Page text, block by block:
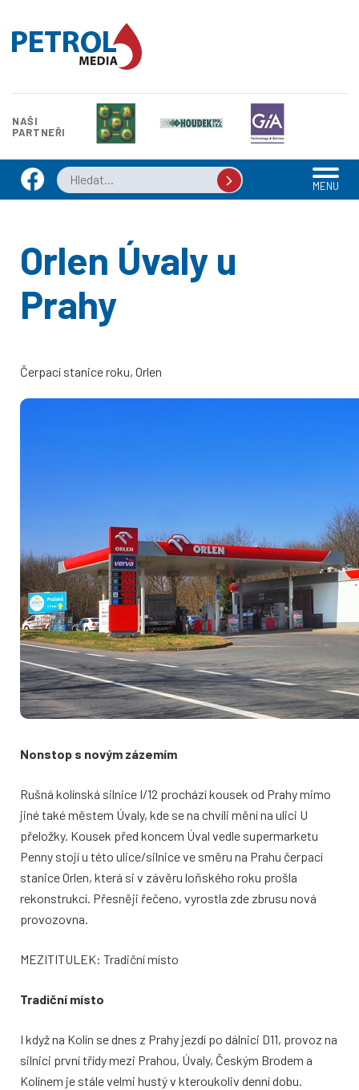
NAŠI
PARTNEŘI
MENU
Orlen Úvaly u
Prahy
Čerpací stanice roku, Orlen
Nonstop s novým zázemím
Rušná kolínská silnice I/12 prochází kousek od Prahy mimo
jiné také městem Úvaly, kde se na chvíli mění na ulici U
přeložky. Kousek před koncem Úval vedle supermarketu
Penny stojí u této ulice/silnice ve směru na Prahu čerpací
stanice Orlen, která si v závěru loňského roku prošla
rekonstrukcí. Přesněji řečeno, vyrostla zde zbrusu nová
provozovna.
MEZITITULEK: Tradiční místo
Tradiční místo
I když na Kolín se dnes z Prahy jezdí po dálnici D11, provoz na
silnici první třídy mezi Prahou, Úvaly, Českým Brodem a
Kolínem je stále velmi hustý v kteroukoliv denní dobu.